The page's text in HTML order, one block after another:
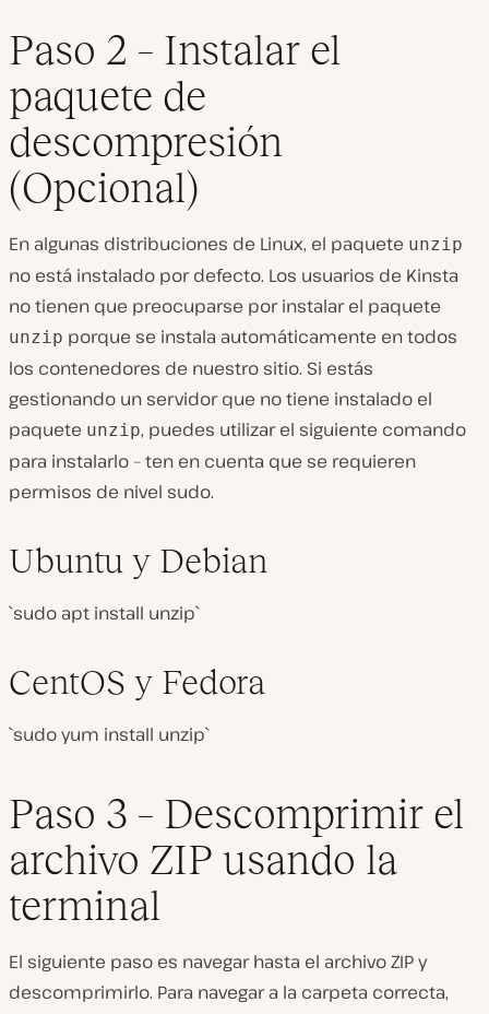
Paso 2 – Instalar el
paquete de
descompresión
(Opcional)
En algunas distribuciones de Linux, el paquete unzip
no está instalado por defecto. Los usuarios de Kinsta
no tienen que preocuparse por instalar el paquete
unzip porque se instala automáticamente en todos
los contenedores de nuestro sitio. Si estás
gestionando un servidor que no tiene instalado el
paquete unzip, puedes utilizar el siguiente comando
para instalarlo – ten en cuenta que se requieren
permisos de nivel sudo.
Ubuntu y Debian
`sudo apt install unzip`
CentOS y Fedora
`sudo yum install unzip`
Paso 3 – Descomprimir el
archivo ZIP usando la
terminal
El siguiente paso es navegar hasta el archivo ZIP y
descomprimirlo. Para navegar a la carpeta correcta,